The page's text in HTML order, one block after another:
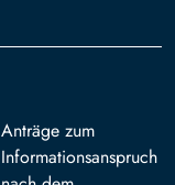
Anträge zum
Informationsanspruch